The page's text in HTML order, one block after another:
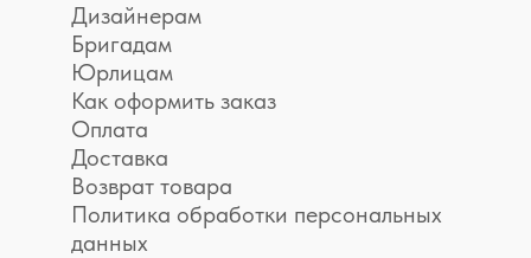
Дизайнерам
Бригадам
Юрлицам
Как оформить заказ
Оплата
Доставка
Возврат товара
Политика обработки персональных
данных